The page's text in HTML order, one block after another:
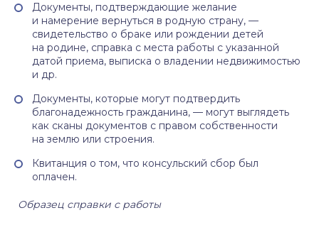
Документы, подтверждающие желание
и намерение вернуться в родную страну, —
свидетельство о браке или рождении детей
на родине, справка с места работы с указанной
датой приема, выписка о владении недвижимостью
и др.
Документы, которые могут подтвердить
благонадежность гражданина, — могут выглядеть
как сканы документов с правом собственности
на землю или строения.
Квитанция о том, что консульский сбор был
оплачен.
Образец справки с работы